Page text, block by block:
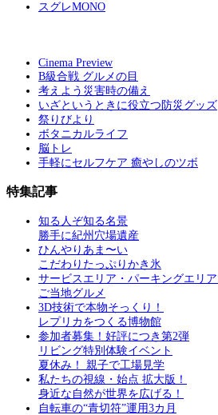
スグレMONO
Cinema Preview
B級合戦 グルメの目
考えよう災害時の備え
いざというときに役立つ防災グッズ
祭りびより
ボタニカルライフ
脳トレ
手軽にセルフケア 癒やしのツボ
特集記事
知る人ぞ知る名景
勝手に紀州穴場遺産
ひんやりあま〜い
こだわりたっぷりかき氷
サービスエリア・パーキングエリ
ご当地グルメ
3D技術で本物そっくり！
レプリカをつくる博物館
参加者募集！好評につき第2弾
リビング特別体験イベント
夏休み！ 親子で工場見学
私たちの視線・始点 拡大版！
身近な自然が世界を広げる！
自転車の“青切符”運用3カ月